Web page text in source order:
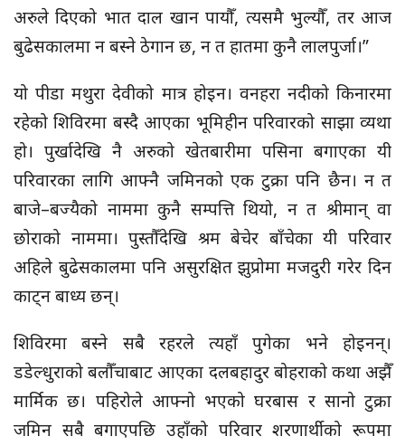
अरुले दिएको भात दाल खान पायौँ, त्यसमै भुल्यौँ, तर आज
बुढेसकालमा न बस्ने ठेगान छ, न त हातमा कुनै लालपुर्जा।”
यो पीडा मथुरा देवीको मात्र होइन। वनहरा नदीको किनारमा
रहेको शिविरमा बस्दै आएका भूमिहीन परिवारको साझा व्यथा
हो। पुर्खादेखि नै अरुको खेतबारीमा पसिना बगाएका यी
परिवारका लागि आफ्नै जमिनको एक टुक्रा पनि छैन। न त
बाजे–बज्यैको नाममा कुनै सम्पत्ति थियो, न त श्रीमान् वा
छोराको नाममा। पुस्तौँदेखि श्रम बेचेर बाँचेका यी परिवार
अहिले बुढेसकालमा पनि असुरक्षित झुप्रोमा मजदुरी गरेर दिन
काट्न बाध्य छन्।
शिविरमा बस्ने सबै रहरले त्यहाँ पुगेका भने होइनन्।
डडेल्धुराको बलौँचाबाट आएका दलबहादुर बोहराको कथा अझैँ
मार्मिक छ। पहिरोले आफ्नो भएको घरबास र सानो टुक्रा
जमिन सबै बगाएपछि उहाँको परिवार शरणार्थीको रूपमा